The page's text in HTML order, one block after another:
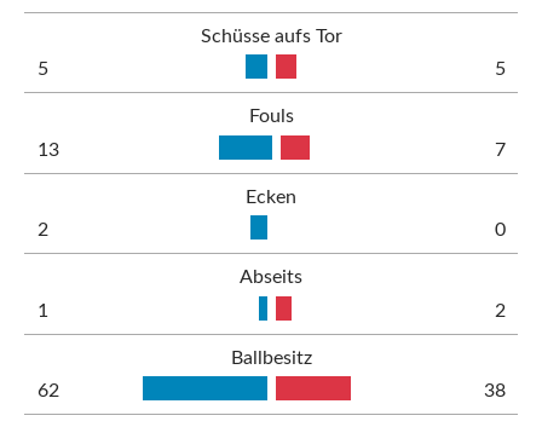
Schüsse aufs Tor
5
5
Fouls
13
7
Ecken
2
0
Abseits
1
2
Ballbesitz
62
38